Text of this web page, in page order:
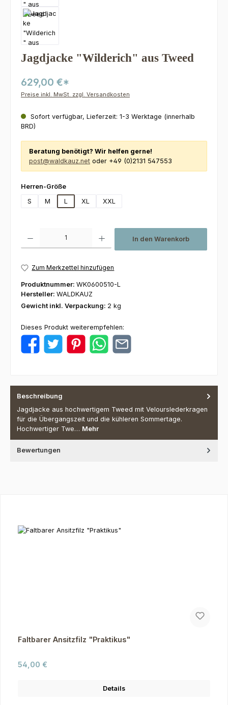
Jagdjacke "Wilderich" aus Tweed
629,00 €*
Preise inkl. MwSt. zzgl. Versandkosten
Sofort verfügbar, Lieferzeit: 1-3 Werktage (innerhalb
BRD)
Beratung benötigt? Wir helfen gerne!
post@waldkauz.net oder +49 (0)2131 547553
Herren-Größeauswählen
S
M L XL XXL
In den Warenkorb
Zum Merkzettel hinzufügen
Produktnummer: WK0600510-L
Hersteller: WALDKAUZ
Gewicht inkl. Verpackung: 2 kg
Dieses Produkt weiterempfehlen:
Beschreibung
Jagdjacke aus hochwertigem Tweed mit Velourslederkragen
für die Übergangszeit und die kühleren Sommertage.
Hochwertiger Twe… Mehr
Bewertungen
Faltbarer Ansitzfilz "Praktikus"
Regulärer Preis:
54,00 €
Details